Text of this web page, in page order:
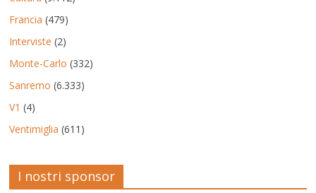
Francia (479)
Interviste (2)
Monte-Carlo (332)
Sanremo (6.333)
V1 (4)
Ventimiglia (611)
I nostri sponsor